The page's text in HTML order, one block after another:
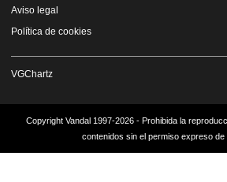
Aviso legal
Política de cookies
VGChartz
Copyright Vandal 1997-2026 - Prohibida la
contenidos sin el permiso expreso de